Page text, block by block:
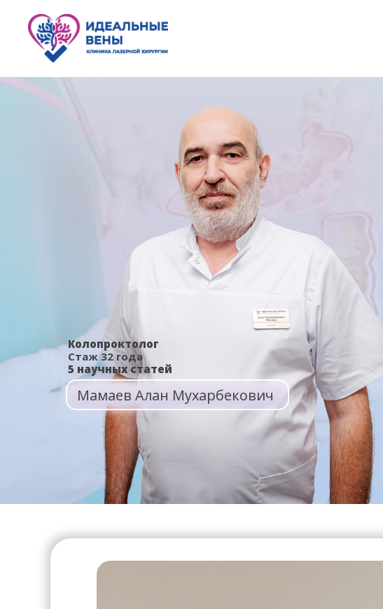
Мамаев Алан Мухарбекович
Колопроктолог
Стаж 32 года
5 научных статей